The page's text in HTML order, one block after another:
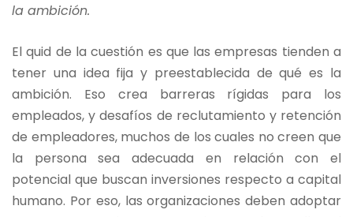
la ambición.
El quid de la cuestión es que las empresas tienden a
tener una idea fija y preestablecida de qué es la
ambición. Eso crea barreras rígidas para los
empleados, y desafíos de reclutamiento y retención
de empleadores, muchos de los cuales no creen que
la persona sea adecuada en relación con el
potencial que buscan inversiones respecto a capital
humano. Por eso, las organizaciones deben adoptar